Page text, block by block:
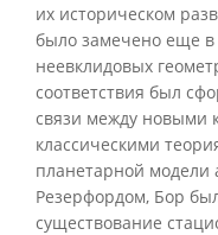
их историческом
было замечено еще в
неевклидовых
соответствия был
связи между новыми
классическими
планетарной модели
Резерфордом, Бор
существование